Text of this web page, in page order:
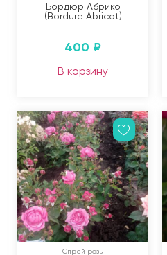
Бордюр Абрико
(Bordure Abricot)
400 ₽
В корзину
Спрей розы